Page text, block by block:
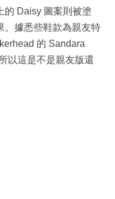
的 Daisy 圖案則被塗
。據悉些鞋款為親友特
的 Sandara
以這是不是親友版還